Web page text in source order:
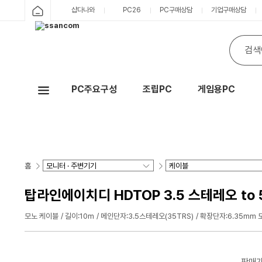
샵다나와 PC26 PC구매상담 기업구매상담
PC주요구성 조립PC 게임용PC
홈
탑라인에이치디 HDTOP 3.5 스테레오
모노 케이블 길이:10m 메인단자:3.5스테레오(35TRS) 확장단자:6.35mm